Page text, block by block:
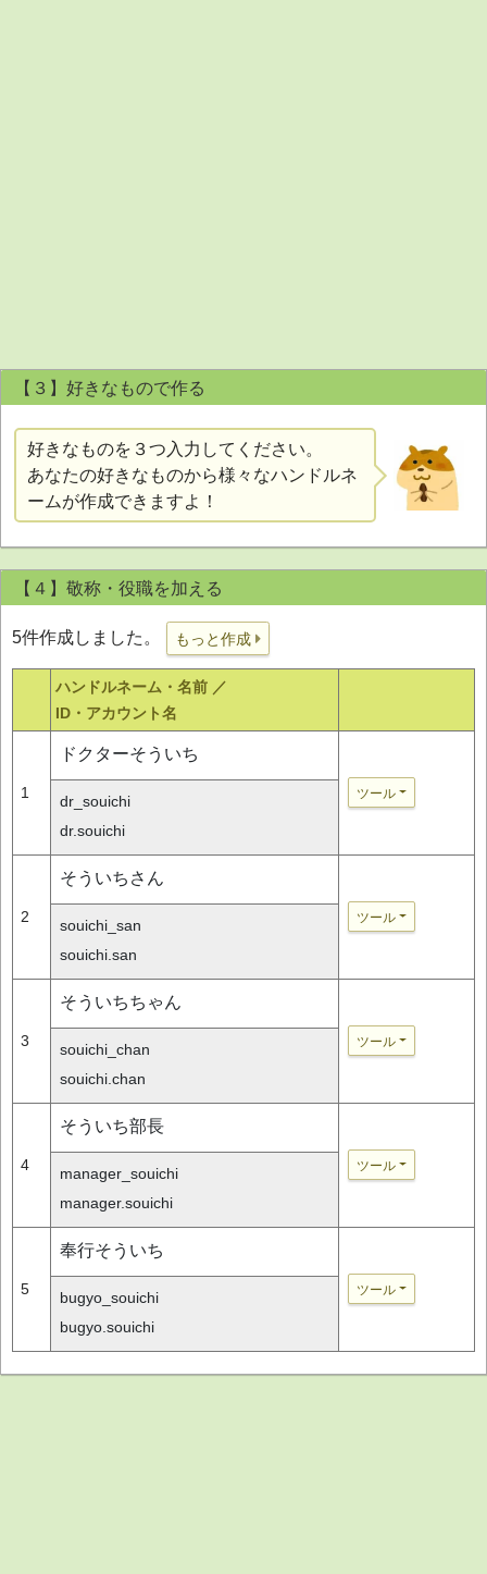
【３】好きなもので作る
好きなものを３つ入力してください。
あなたの好きなものから様々なハンドルネ
ームが作成できますよ！
【４】敬称・役職を加える
5件作成しました。 もっと作成
ハンドルネーム・名前 ／
ID・アカウント名
1
ドクターそういち
ツール
dr_souichi
dr.souichi
2
そういちさん
ツール
souichi_san
souichi.san
3
そういちちゃん
ツール
souichi_chan
souichi.chan
4
そういち部長
ツール
manager_souichi
manager.souichi
5
奉行そういち
ツール
bugyo_souichi
bugyo.souichi